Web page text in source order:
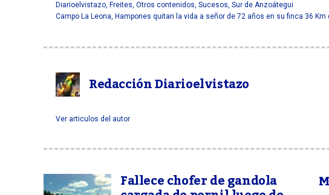
Diarioelvistazo, Freites, Otros contenidos, Sucesos, Sur de Anzoátegui
Campo La Leona, Hampones quitan la vida a señor de 72 años en su finca 36 Km
Redacción Diarioelvistazo
Ver articulos del autor
Fallece chofer de gandola